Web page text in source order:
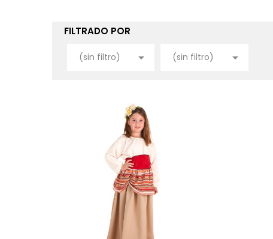
FILTRADO POR
(sin filtro)  (sin filtro) 